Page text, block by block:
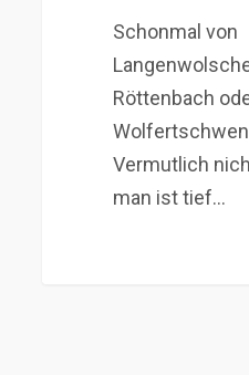
Schonmal von
Röttenbach
Vermutlich
man ist tief…